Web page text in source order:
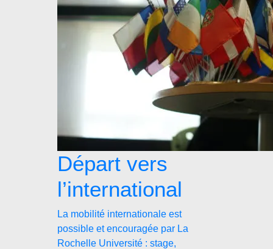
Départ vers
l’international
La mobilité internationale est
possible et encouragée par La
Rochelle Université : stage,